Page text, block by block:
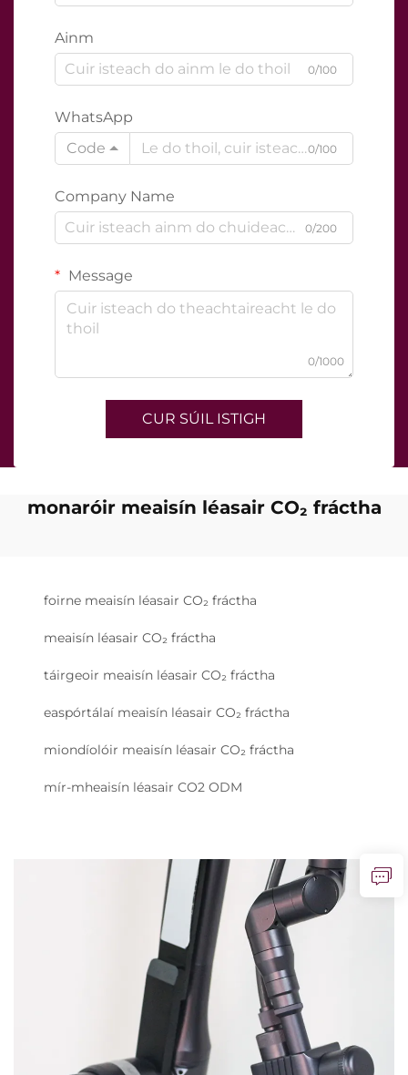
Ainm
0/100
WhatsApp
Code
0/100
Company Name
0/200
Message
0/1000
CUR SÚIL ISTIGH
monaróir meaisín léasair CO₂ fráctha
foirne meaisín léasair CO₂ fráctha
meaisín léasair CO₂ fráctha
táirgeoir meaisín léasair CO₂ fráctha
easpórtálaí meaisín léasair CO₂ fráctha
miondíolóir meaisín léasair CO₂ fráctha
mír-mheaisín léasair CO2 ODM